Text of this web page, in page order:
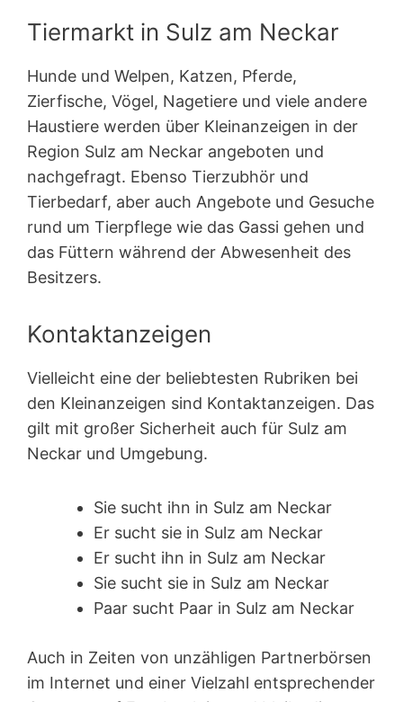
Tiermarkt in Sulz am Neckar
Hunde und Welpen, Katzen, Pferde,
Zierfische, Vögel, Nagetiere und viele andere
Haustiere werden über Kleinanzeigen in der
Region Sulz am Neckar angeboten und
nachgefragt. Ebenso Tierzubhör und
Tierbedarf, aber auch Angebote und Gesuche
rund um Tierpflege wie das Gassi gehen und
das Füttern während der Abwesenheit des
Besitzers.
Kontaktanzeigen
Vielleicht eine der beliebtesten Rubriken bei
den Kleinanzeigen sind Kontakt­anzeigen. Das
gilt mit großer Sicherheit auch für Sulz am
Neckar und Umgebung.
Sie sucht ihn in Sulz am Neckar
Er sucht sie in Sulz am Neckar
Er sucht ihn in Sulz am Neckar
Sie sucht sie in Sulz am Neckar
Paar sucht Paar in Sulz am Neckar
Auch in Zeiten von unzähligen Partnerbörsen
im Internet und einer Vielzahl entsprechender